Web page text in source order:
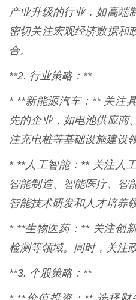
产业升级的行业，如高端
密切关注宏观经济数据和
合。
**2. 行业策略：**
* **新能源汽车：** 关注
先的企业，如电池供应商
注充电桩等基础设施建设
* **人工智能：** 关注人
智能制造、智能医疗、智
智能技术研发和人才培养
* **生物医药：** 关注创
检测等领域。同时，关注
**3. 个股策略：**